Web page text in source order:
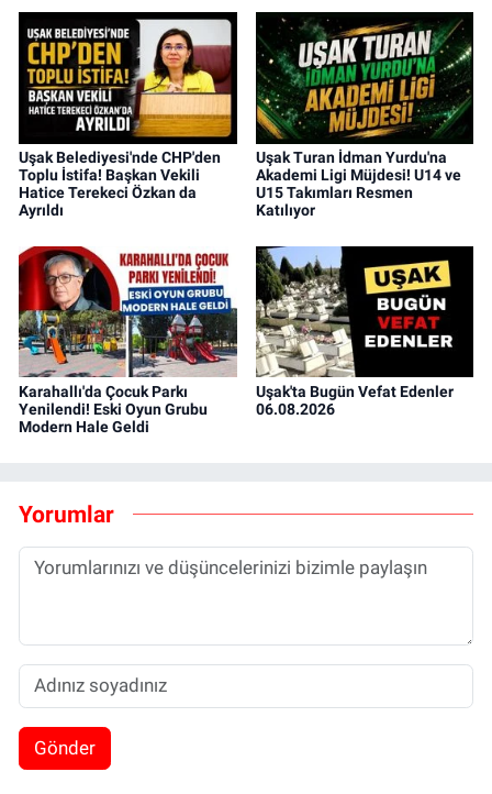
Uşak Belediyesi'nde CHP'den
Toplu İstifa! Başkan Vekili
Hatice Terekeci Özkan da
Ayrıldı
Uşak Turan İdman Yurdu'na
Akademi Ligi Müjdesi! U14 ve
U15 Takımları Resmen
Katılıyor
Karahallı'da Çocuk Parkı
Yenilendi! Eski Oyun Grubu
Modern Hale Geldi
Uşak'ta Bugün Vefat Edenler
06.08.2026
Yorumlar
Gönder